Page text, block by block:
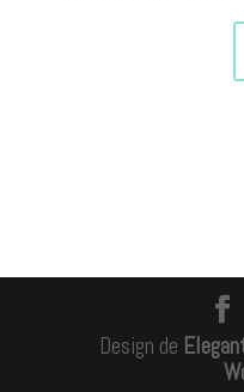
Design de